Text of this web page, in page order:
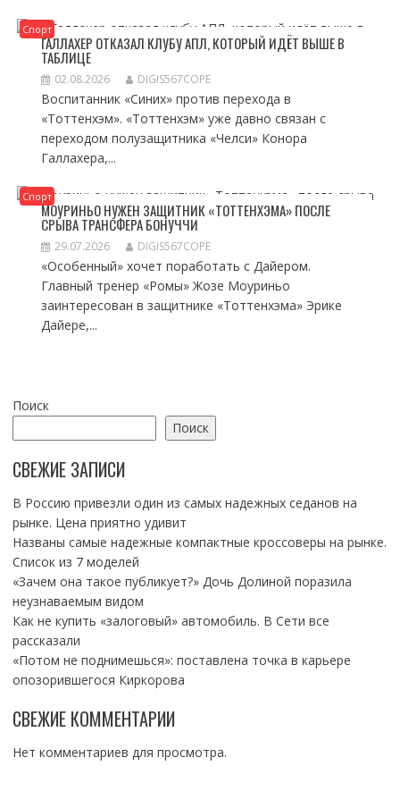
Спорт
ГАЛЛАХЕР ОТКАЗАЛ КЛУБУ АПЛ, КОТОРЫЙ ИДЁТ ВЫШЕ В
ТАБЛИЦЕ
02.08.2026 DIGIS567COPE
Воспитанник «Синих» против перехода в
«Тоттенхэм». «Тоттенхэм» уже давно связан с
переходом полузащитника «Челси» Конора
Галлахера,...
Спорт
МОУРИНЬО НУЖЕН ЗАЩИТНИК «ТОТТЕНХЭМА» ПОСЛЕ
СРЫВА ТРАНСФЕРА БОНУЧЧИ
29.07.2026 DIGIS567COPE
«Особенный» хочет поработать с Дайером.
Главный тренер «Ромы» Жозе Моуриньо
заинтересован в защитнике «Тоттенхэма» Эрике
Дайере,...
Поиск
Поиск
СВЕЖИЕ ЗАПИСИ
В Россию привезли один из самых надежных седанов на
рынке. Цена приятно удивит
Названы самые надежные компактные кроссоверы на рынке.
Список из 7 моделей
«Зачем она такое публикует?» Дочь Долиной поразила
неузнаваемым видом
Как не купить «залоговый» автомобиль. В Сети все
рассказали
«Потом не поднимешься»: поставлена точка в карьере
опозорившегося Киркорова
СВЕЖИЕ КОММЕНТАРИИ
Нет комментариев для просмотра.